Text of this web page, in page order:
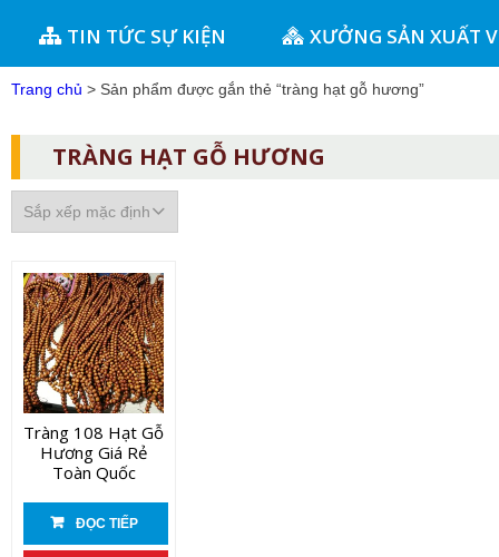
TIN TỨC SỰ KIỆN XƯỞNG SẢN XUẤT
Trang chủ > Sản phẩm được gắn thẻ “tràng hạt gỗ hương”
TRÀNG HẠT GỖ HƯƠNG
Tràng 108 Hạt Gỗ
Hương Giá Rẻ
Toàn Quốc
ĐỌC TIẾP